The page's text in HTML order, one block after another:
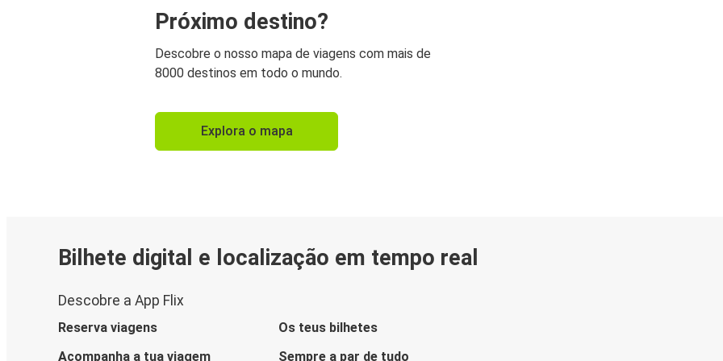
Próximo destino?
Descobre o nosso mapa de viagens com mais de
8000 destinos em todo o mundo.
Explora o mapa
Bilhete digital e localização em tempo real
Descobre a App Flix
Reserva viagens
Os teus bilhetes
Acompanha a tua viagem
Sempre a par de tudo